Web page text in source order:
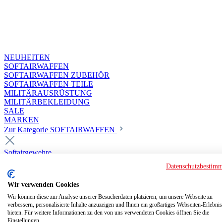
NEUHEITEN
SOFTAIRWAFFEN
SOFTAIRWAFFEN ZUBEHÖR
SOFTAIRWAFFEN TEILE
MILITÄRAUSRÜSTUNG
MILITÄRBEKLEIDUNG
SALE
MARKEN
Zur Kategorie SOFTAIRWAFFEN
Softairgewehre
Deluxe Custom Guns ab 18
Softair elektrisch ab 18
Softair elektrisch ab 14
Softair gasbetrieben ab 18
Softair HPA Luftdruck ab 18
Historische Softairwaffen
Wir verwenden Cookies
Wir können diese zur Analyse unserer Besucherdaten platzieren, um unsere Webseite zu
verbessern, personalisierte Inhalte anzuzeigen und Ihnen ein großartiges Webseiten-
bieten. Für weitere Informationen zu den von uns verwendeten Cookies öffnen Sie die
Einstellungen.